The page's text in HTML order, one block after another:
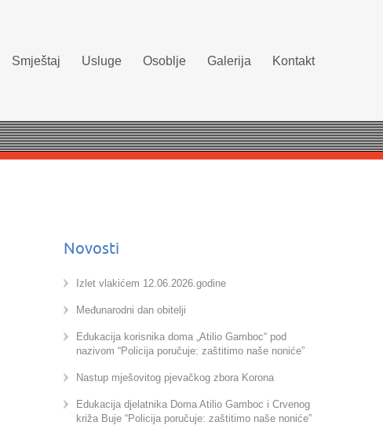
Smještaj Usluge Osoblje Galerija Kontakt
Novosti
Izlet vlakićem 12.06.2026.godine
Međunarodni dan obitelji
Edukacija korisnika doma „Atilio Gamboc“ pod
nazivom “Policija poručuje: zaštitimo naše noniće”
Nastup mješovitog pjevačkog zbora Korona
Edukacija djelatnika Doma Atilio Gamboc i Crvenog
križa Buje “Policija poručuje: zaštitimo naše noniće”